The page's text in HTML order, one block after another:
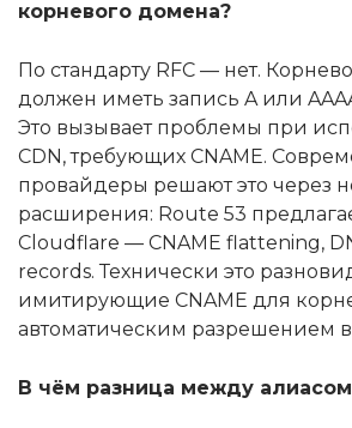
корневого домена?
По стандарту RFC — нет.
должен иметь запись A или
Это вызывает проблемы при
CDN, требующих CNAME.
провайдеры решают это через
расширения: Route 53
Cloudflare — CNAME flattening,
records. Технически это
имитирующие CNAME для
автоматическим разрешением в
В чём разница между